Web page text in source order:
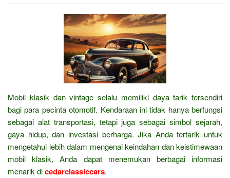
Mobil klasik dan vintage selalu memiliki daya tarik tersendiri
bagi para pecinta otomotif. Kendaraan ini tidak hanya berfungsi
sebagai alat transportasi, tetapi juga sebagai simbol sejarah,
gaya hidup, dan investasi berharga. Jika Anda tertarik untuk
mengetahui lebih dalam mengenai keindahan dan keistimewaan
mobil klasik, Anda dapat menemukan berbagai informasi
menarik dicedarclassiccars.